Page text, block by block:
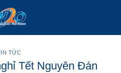
TỨC
Tết Nguyên Đán